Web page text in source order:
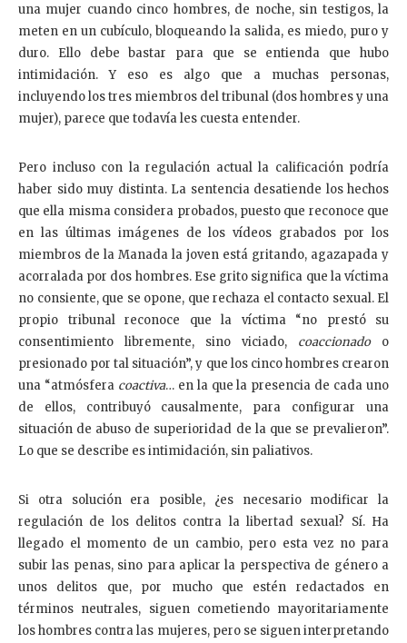
una mujer cuando cinco hombres, de noche, sin testigos, la
meten en un cubículo, bloqueando la salida, es miedo, puro y
duro. Ello debe bastar para que se entienda que hubo
intimidación. Y eso es algo que a muchas personas,
incluyendo los tres miembros del tribunal (dos hombres y una
mujer), parece que todavía les cuesta entender.
Pero incluso con la regulación actual la calificación podría
haber sido muy distinta. La sentencia desatiende los hechos
que ella misma considera probados, puesto que reconoce que
en las últimas imágenes de los vídeos grabados por los
miembros de la Manada la joven está gritando, agazapada y
acorralada por dos hombres. Ese grito significa que la víctima
no consiente, que se opone, que rechaza el contacto sexual. El
propio tribunal reconoce que la víctima “no prestó su
consentimiento libremente, sino viciado, coaccionadoo
presionado por tal situación”, y que los cinco hombres crearon
una “atmósfera coactiva… en la que la presencia de cada uno
de ellos, contribuyó causalmente, para configurar una
situación de abuso de superioridad de la que se prevalieron”.
Lo que se describe es intimidación, sin paliativos.
Si otra solución era posible, ¿es necesario modificar la
regulación de los delitos contra la libertad sexual? Sí. Ha
llegado el momento de un cambio, pero esta vez no para
subir las penas, sino para aplicar la perspectiva de género a
unos delitos que, por mucho que estén redactados en
términos neutrales, siguen cometiendo mayoritariamente
los hombres contra las mujeres, pero se siguen interpretando